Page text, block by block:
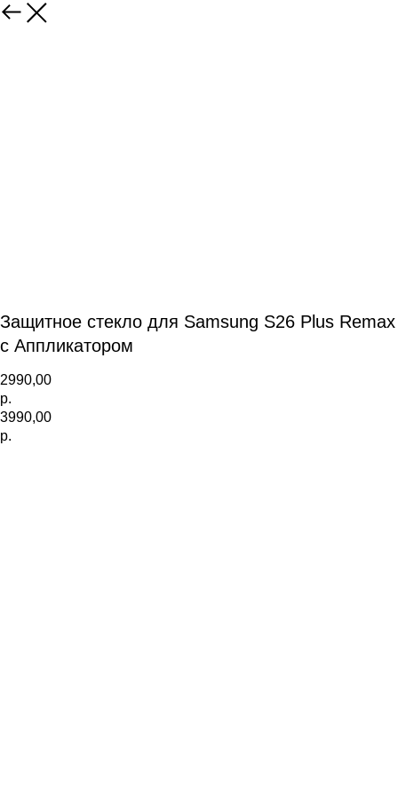
Защитное стекло для Samsung S26 Plus Remax
с Аппликатором
2990,00
р.
3990,00
р.